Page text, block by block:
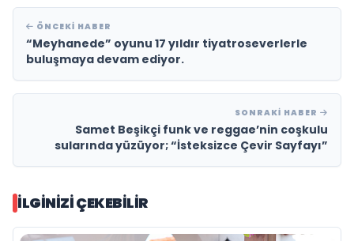
ÖNCEKI HABER
“Meyhanede” oyunu 17 yıldır tiyatroseverlerle
buluşmaya devam ediyor.
SONRAKI HABER
Samet Beşikçi funk ve reggae’nin coşkulu
sularında yüzüyor; “İsteksizce Çevir Sayfayı”
İLGINIZI ÇEKEBILIR